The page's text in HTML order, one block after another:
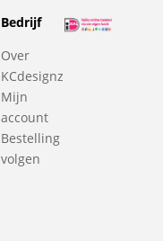
Bedrijf
Over
KCdesignz
Mijn
account
Bestelling
volgen